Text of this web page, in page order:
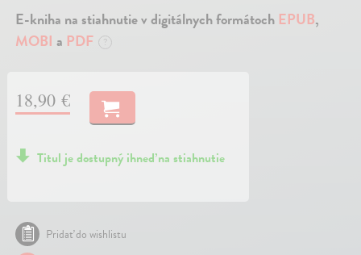
E-kniha na stiahnutie v digitálnych formátoch EPUB,
MOBI a PDF ?
18,90 €
Titul je dostupný ihneď na stiahnutie
Pridať do wishlistu